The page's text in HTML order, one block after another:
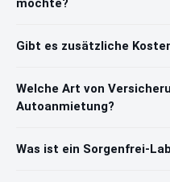
möchte?
Gibt es zusätzliche
Welche Art von
Autoanmietung?
Was ist ein Sorgenfrei-